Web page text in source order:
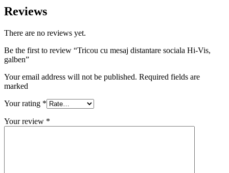
Reviews
There are no reviews yet.
Be the first to review “Tricou cu mesaj distantare sociala Hi-Vis,
galben”
Your email address will not be published. Required fields are
marked
Your rating *
Your review *